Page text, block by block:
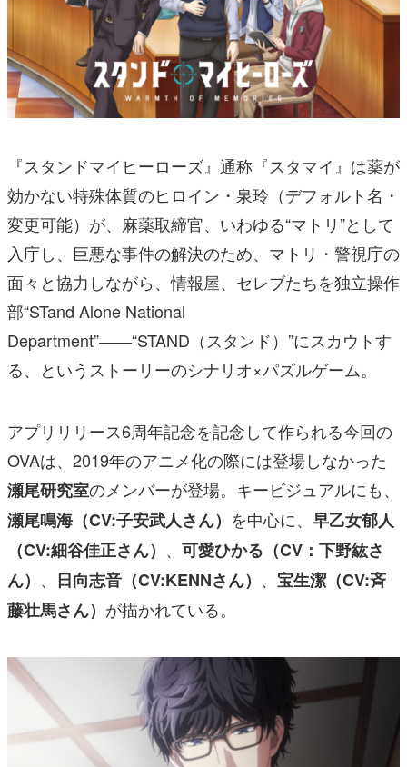
『スタンドマイヒーローズ』通称『スタマイ』は薬が
効かない特殊体質のヒロイン・泉玲（デフォルト名・
変更可能）が、麻薬取締官、いわゆる“マトリ”として
入庁し、巨悪な事件の解決のため、マトリ・警視庁の
面々と協力しながら、情報屋、セレブたちを独立操作
部“STand Alone National
Department”――“STAND（スタンド）”にスカウトす
る、というストーリーのシナリオ×パズルゲーム。
アプリリリース6周年記念を記念して作られる今回の
OVAは、2019年のアニメ化の際には登場しなかった
瀬尾研究室のメンバーが登場。キービジュアルにも、
瀬尾鳴海（CV:子安武人さん） を中心に、 早乙女郁人
（CV:細谷佳正さん） 、 可愛ひかる（CV：下野紘さ
ん） 、 日向志音（CV:KENNさん） 、 宝生潔（CV:斉
藤壮馬さん） が描かれている。